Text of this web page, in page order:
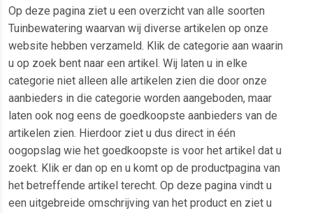
Op deze pagina ziet u een overzicht van alle soorten
Tuinbewatering waarvan wij diverse artikelen op onze
website hebben verzameld. Klik de categorie aan waarin
u op zoek bent naar een artikel. Wij laten u in elke
categorie niet alleen alle artikelen zien die door onze
aanbieders in die categorie worden aangeboden, maar
laten ook nog eens de goedkoopste aanbieders van de
artikelen zien. Hierdoor ziet u dus direct in één
oogopslag wie het goedkoopste is voor het artikel dat u
zoekt. Klik er dan op en u komt op de productpagina van
het betreffende artikel terecht. Op deze pagina vindt u
een uitgebreide omschrijving van het product en ziet u